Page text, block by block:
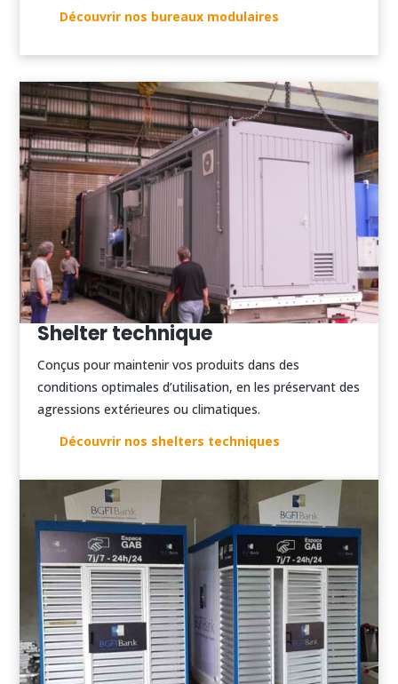
Découvrir nos bureaux modulaires
Shelter technique
Conçus pour maintenir vos produits dans des
conditions optimales d’utilisation, en les préservant des
agressions extérieures ou climatiques.
Découvrir nos shelters techniques